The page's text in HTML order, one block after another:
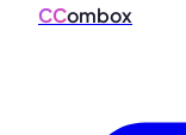
CCombox